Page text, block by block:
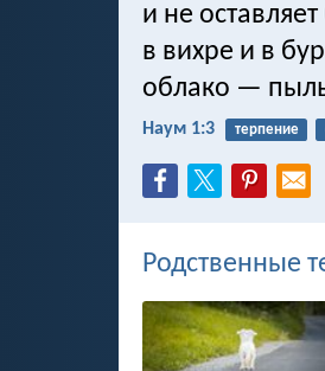
и не
в вихре и в
облако — пыль
Наум 1:3 терпение
Родственные